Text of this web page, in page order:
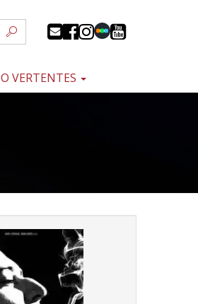
O VERTENTES